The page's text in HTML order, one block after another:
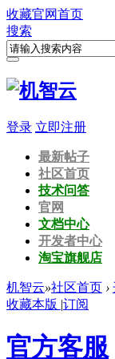
收藏官网首页
搜索
登录 立即注册
最新帖子
社区首页
技术问答
官网
文档中心
开发者中心
淘宝旗舰店
机智云»社区首页 ›
收藏本版 |订阅
官方客服